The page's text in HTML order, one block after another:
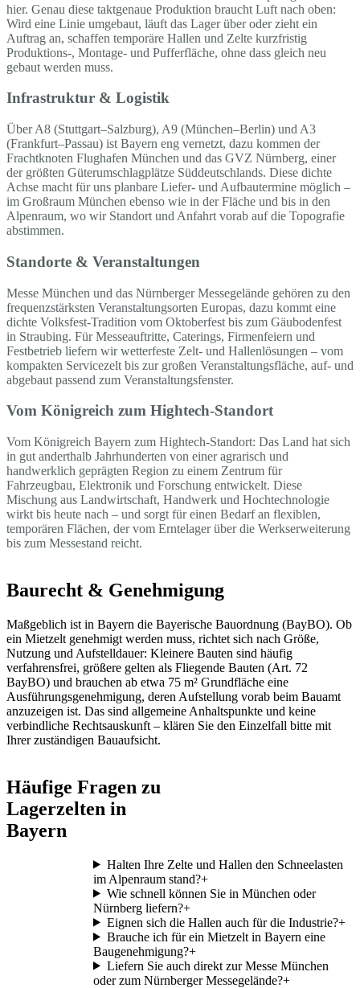
hier. Genau diese taktgenaue Produktion braucht Luft nach oben:
Wird eine Linie umgebaut, läuft das Lager über oder zieht ein
Auftrag an, schaffen temporäre Hallen und Zelte kurzfristig
Produktions-, Montage- und Pufferfläche, ohne dass gleich neu
gebaut werden muss.
Infrastruktur & Logistik
Über A8 (Stuttgart–Salzburg), A9 (München–Berlin) und A3
(Frankfurt–Passau) ist Bayern eng vernetzt, dazu kommen der
Frachtknoten Flughafen München und das GVZ Nürnberg, einer
der größten Güterumschlagplätze Süddeutschlands. Diese dichte
Achse macht für uns planbare Liefer- und Aufbautermine möglich –
im Großraum München ebenso wie in der Fläche und bis in den
Alpenraum, wo wir Standort und Anfahrt vorab auf die Topografie
abstimmen.
Standorte & Veranstaltungen
Messe München und das Nürnberger Messegelände gehören zu den
frequenzstärksten Veranstaltungsorten Europas, dazu kommt eine
dichte Volksfest-Tradition vom Oktoberfest bis zum Gäubodenfest
in Straubing. Für Messeauftritte, Caterings, Firmenfeiern und
Festbetrieb liefern wir wetterfeste Zelt- und Hallenlösungen – vom
kompakten Servicezelt bis zur großen Veranstaltungsfläche, auf- und
abgebaut passend zum Veranstaltungsfenster.
Vom Königreich zum Hightech-Standort
Vom Königreich Bayern zum Hightech-Standort: Das Land hat sich
in gut anderthalb Jahrhunderten von einer agrarisch und
handwerklich geprägten Region zu einem Zentrum für
Fahrzeugbau, Elektronik und Forschung entwickelt. Diese
Mischung aus Landwirtschaft, Handwerk und Hochtechnologie
wirkt bis heute nach – und sorgt für einen Bedarf an flexiblen,
temporären Flächen, der vom Erntelager über die Werkserweiterung
bis zum Messestand reicht.
Baurecht & Genehmigung
Maßgeblich ist in Bayern die Bayerische Bauordnung (BayBO). Ob
ein Mietzelt genehmigt werden muss, richtet sich nach Größe,
Nutzung und Aufstelldauer: Kleinere Bauten sind häufig
verfahrensfrei, größere gelten als Fliegende Bauten (Art. 72
BayBO) und brauchen ab etwa 75 m² Grundfläche eine
Ausführungsgenehmigung, deren Aufstellung vorab beim Bauamt
anzuzeigen ist. Das sind allgemeine Anhaltspunkte und keine
verbindliche Rechtsauskunft – klären Sie den Einzelfall bitte mit
Ihrer zuständigen Bauaufsicht.
Häufige Fragen zu
Lagerzelten in
Bayern
Halten Ihre Zelte und Hallen den Schneelasten
im Alpenraum stand?+
Wie schnell können Sie in München oder
Nürnberg liefern?+
Eignen sich die Hallen auch für die Industrie?+
Brauche ich für ein Mietzelt in Bayern eine
Baugenehmigung?+
Liefern Sie auch direkt zur Messe München
oder zum Nürnberger Messegelände?+